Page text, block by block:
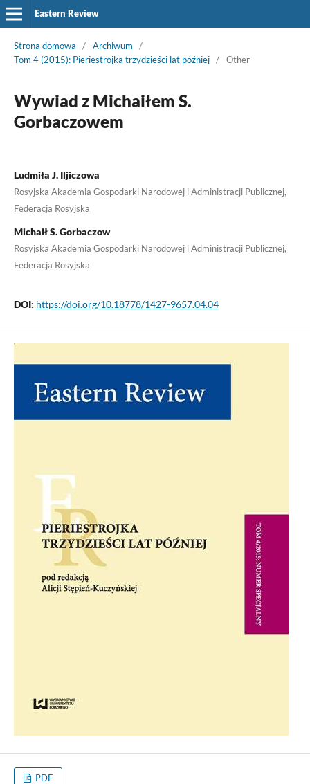
Eastern Review
Strona domowa / Archiwum
/
Tom 4 (2015): Pieriestrojka trzydzieści lat później / Other
Wywiad z Michaiłem S.
Gorbaczowem
Ludmiła J. Iljiczowa
Rosyjska Akademia Gospodarki Narodowej i Administracji Publicznej,
Federacja Rosyjska
Michaił S. Gorbaczow
Rosyjska Akademia Gospodarki Narodowej i Administracji Publicznej,
Federacja Rosyjska
DOI: https://doi.org/10.18778/1427-9657.04.04
PDF